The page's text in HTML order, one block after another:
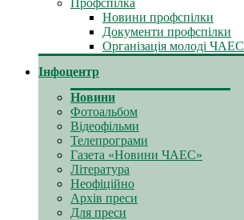
Профспілка
Новини профспілки
Документи профспілки
Організація молоді ЧАЕС
Інфоцентр
Новини
Фотоальбом
Відеофільми
Телепрограми
Газета «Новини ЧАЕС»
Література
Неофіційно
Архів преси
Для преси